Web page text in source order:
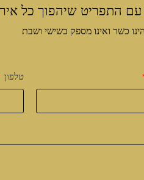
עם התפריט שיהפוך כל
כשר ואינו מספק בשישי ושבת
טלפון